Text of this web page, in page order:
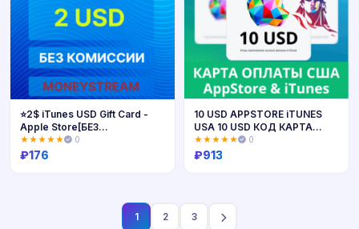
⭐2$ iTunes USD Gift Card -
Apple Store[БЕЗ
КОМИССИИ]⭐
★★★★★ 0
₽176
10 USD APPSTORE iTUNES
USA 10 USD КОД КАРТА
ПОПОЛНЕНИЯ Apple App
Store 10USD✅АВТОВЫД
★★★★★ 0
₽913
1 2 3